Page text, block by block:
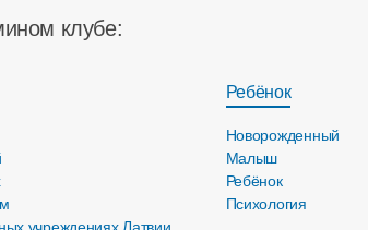
клубе:
Ребёнок
Новорожденный
Малыш
Ребёнок
Психология